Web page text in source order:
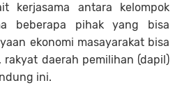
kerjasama antara kelompok
beberapa pihak yang bisa
ekonomi masayarakat bisa
daerah pemilihan (dapil)
ini.